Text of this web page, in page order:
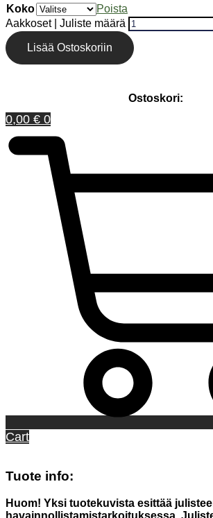
Koko
Poista
Aakkoset | Juliste määrä
Lisää Ostoskoriin
Ostoskori:
0,00 € 0
Cart
Tuote info:
Huom! Yksi tuotekuvista esittää
havainnollistamistarkoituksessa.